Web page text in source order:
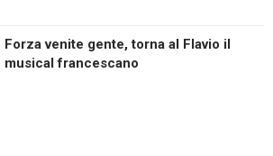
Forza venite gente, torna al Flavio il
musical francescano